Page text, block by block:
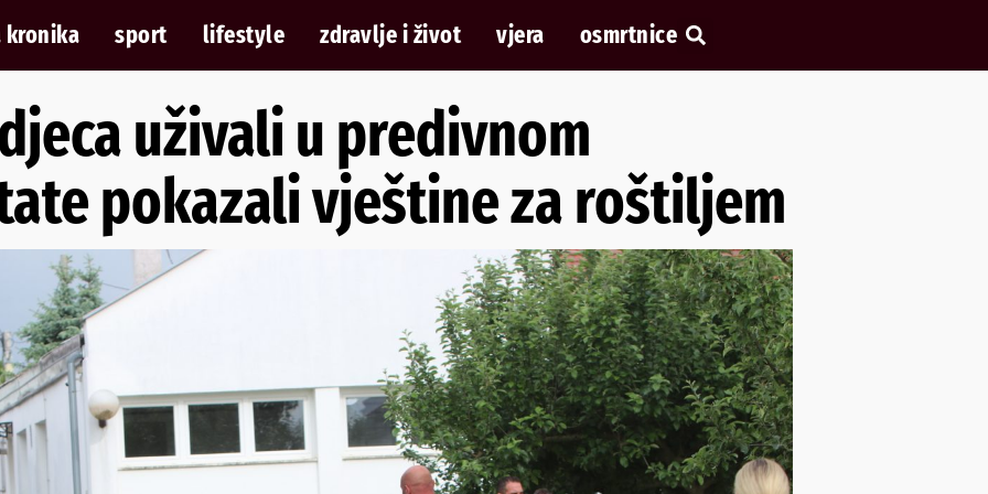
kronika sport lifestyle zdravlje i život vjera osmrtnice
uživali u predivnom
pokazali vještine za roštiljem